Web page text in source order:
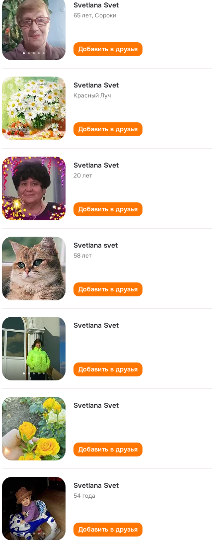
Svetlana Svet
65 лет,Сороки
Добавить в друзья
Svetlana Svet
Красный Луч
Добавить в друзья
Svetlana Svet
20 лет
Добавить в друзья
Svetlana svet
58 лет
Добавить в друзья
Svetlana Svet
Добавить в друзья
Svetlana Svet
Добавить в друзья
Svetlana Svet
54 года
Добавить в друзья